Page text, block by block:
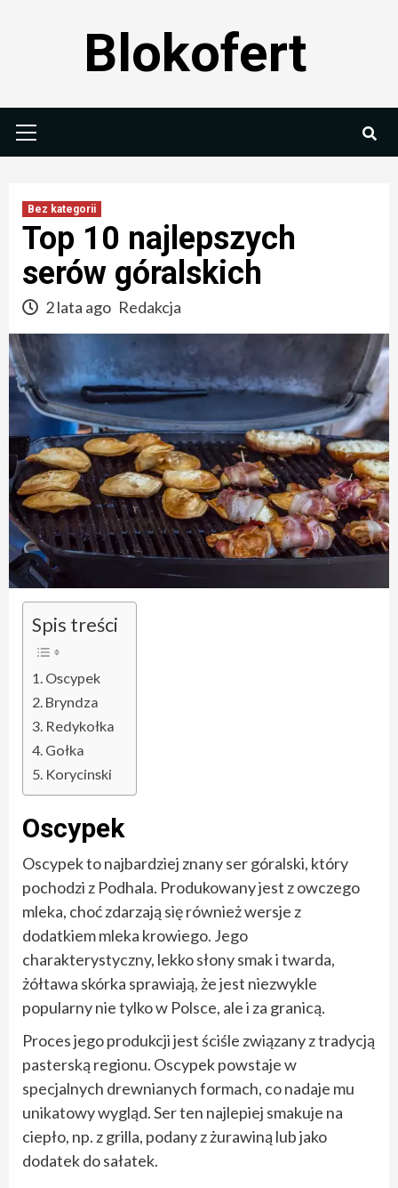
Blokofert
Menu
Bez kategorii
Top 10 najlepszych
serów góralskich
2 lata ago Redakcja
Spis treści
Oscypek
Bryndza
Redykołka
Gołka
Korycinski
Oscypek
Oscypek to najbardziej znany ser góralski, który
pochodzi z Podhala. Produkowany jest z owczego
mleka, choć zdarzają się również wersje z
dodatkiem mleka krowiego. Jego
charakterystyczny, lekko słony smak i twarda,
żółtawa skórka sprawiają, że jest niezwykle
popularny nie tylko w Polsce, ale i za granicą.
Proces jego produkcji jest ściśle związany z tradycją
pasterską regionu. Oscypek powstaje w
specjalnych drewnianych formach, co nadaje mu
unikatowy wygląd. Ser ten najlepiej smakuje na
ciepło, np. z grilla, podany z żurawiną lub jako
dodatek do sałatek.